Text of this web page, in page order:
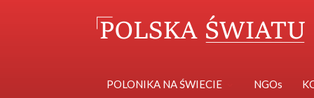
POLONIKA NA ŚWIECIE NGOs